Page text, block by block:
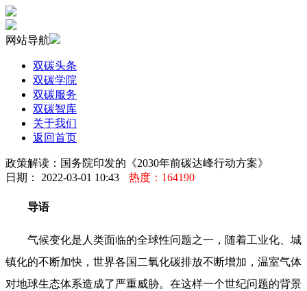
网站导航
双碳头条
双碳学院
双碳服务
双碳智库
关于我们
返回首页
政策解读：国务院印发的《2030年前碳达峰行动方案》
日期： 2022-03-01 10:43
热度：164190
导语
气候变化是人类面临的全球性问题之一，随着工业化、城
镇化的不断加快，世界各国二氧化碳排放不断增加，温室气体
对地球生态体系造成了严重威胁。在这样一个世纪问题的背景